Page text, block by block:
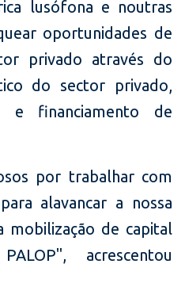
lusófona e noutras
oportunidades de
privado através do
do sector privado,
e financiamento de
por trabalhar com
alavancar a nossa
mobilização de capital
acrescentou